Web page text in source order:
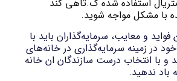
استفاده شده ک.تاهی کند
با مشکل مواجه شوید.
فواید و معایب، سرمایه‌گذاران باید با
در زمینه سرمایه‌گذاری در خانه‌های
و با انتخاب درست سازندگان ان خانه
باد ندهید.